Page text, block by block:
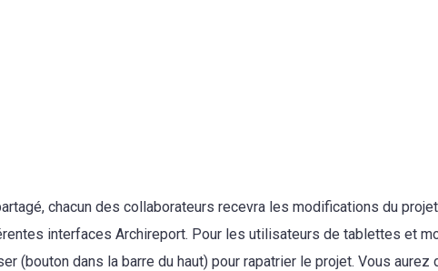
chacun des collaborateurs recevra les modifications du
interfaces Archireport. Pour les utilisateurs de tablettes et
(bouton dans la barre du haut) pour rapatrier le projet. Vous aurez